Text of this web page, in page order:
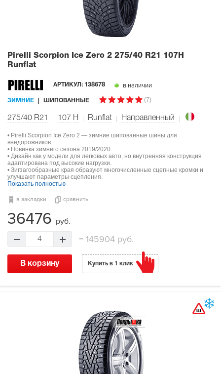
Pirelli Scorpion Ice Zero 2 275/40 R21 107H
Runflat
АРТИКУЛ: 138678 в наличии
ЗИМНИЕ ШИПОВАННЫЕ (7)
275/40 R21 107 H Runflat Направленный
• Pirelli Scorpion Ice Zero 2 — зимние шипованные шины для
внедорожников.
• Новинка зимнего сезона 2019/2020.
• Дизайн как у модели для легковых авто, но внутренняя конструкция
адаптирована под высокие нагрузки.
• Зигзагообразные края образуют многочисленные сцепные кромки и
улучшают параметры сцепления.
Показать полностью
в закладки сравнить
36476 руб.
4 = 145904 руб.
В корзину Купить в 1 клик